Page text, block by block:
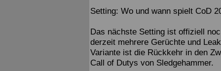
Setting: Wo und wann spielt CoD
Das nächste Setting ist offiziell
derzeit mehrere Gerüchte und
Variante ist die Rückkehr in den
Call of Dutys von Sledgehammer.